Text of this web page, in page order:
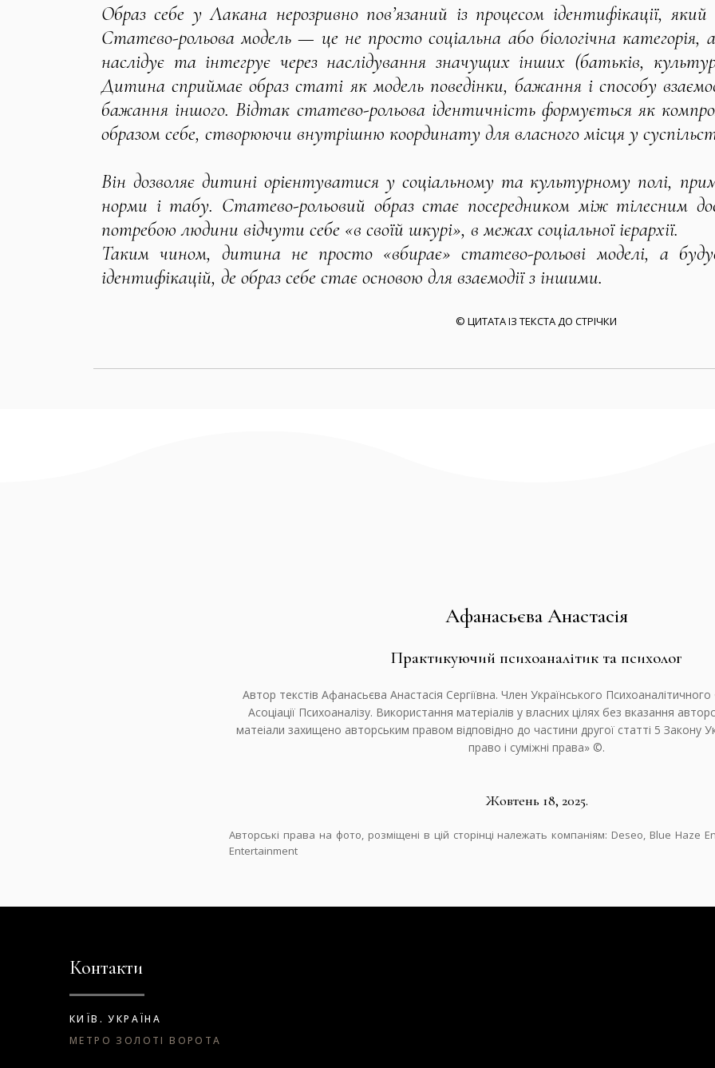
Образ себе у Лакана нерозривно пов’язаний із процесом ідентифікації,
Статево-рольова модель — це не просто соціальна або біологічна категорія,
наслідує та інтегрує через наслідування значущих інших (батьків,
Дитина сприймає образ статі як модель поведінки, бажання і способу
бажання іншого. Відтак статево-рольова ідентичність формується як
образом себе, створюючи внутрішню координату для власного місця у
Він дозволяє дитині орієнтуватися у соціальному та культурному полі,
норми і табу. Статево-рольовий образ стає посередником між тілесним
потребою людини відчути себе «в своїй шкурі», в межах соціальної ієрархії.
Таким чином, дитина не просто «вбирає» статево-рольові моделі, а
ідентифікацій, де образ себе стає основою для взаємодії з іншими.
© ЦИТАТА ІЗ ТЕКСТА ДО СТРІЧКИ
Афанасьєва Анастасія
Практикуючий психоаналітик та психолог
Автор текстів Афанасьєва Анастасія Сергіївна. Член Українського
Асоціації Психоаналізу. Використання матеріалів у власних цілях без вказання
матеіали захищено авторським правом відповідно до частини другої статті 5 Закону
право і суміжні права» ©.
Жовтень 18, 2025.
Авторські права на фото, розміщені в цій сторінці належать компаніям: Deseo, Blue Haze
Entertainment
Контакти
КИЇВ. УКРАЇНА
МЕТРО ЗОЛОТІ ВОРОТА